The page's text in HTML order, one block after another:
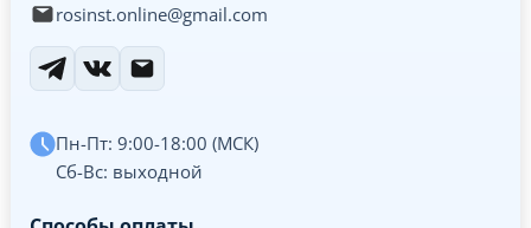
rosinst.online@gmail.com
Пн-Пт: 9:00-18:00 (МСК)
Сб-Вс: выходной